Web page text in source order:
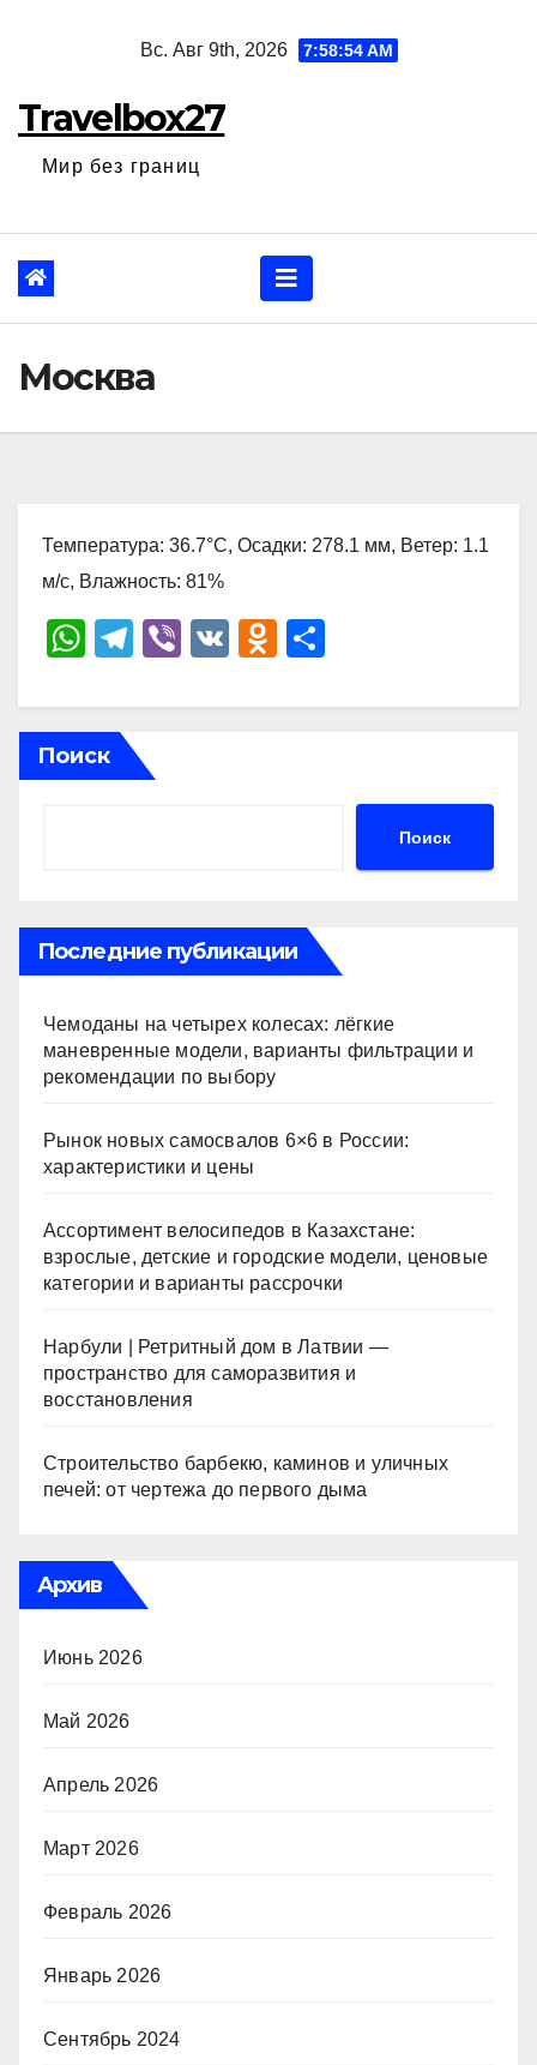
Вс. Авг 9th, 2026 7:58:55 AM
Travelbox27
Мир без границ
Москва
Температура: 36.7°C, Осадки: 278.1 мм, Ветер: 1.1
м/с, Влажность: 81%
W
at
s
A
T
e
gr
a
Vi
er
V
O
n
ki
р
ть
Поиск
Поиск
Последние публикации
Чемоданы на четырех колесах: лёгкие
маневренные модели, варианты фильтрации и
рекомендации по выбору
Рынок новых самосвалов 6×6 в России:
характеристики и цены
Ассортимент велосипедов в Казахстане:
взрослые, детские и городские модели, ценовые
категории и варианты рассрочки
Нарбули | Ретритный дом в Латвии —
пространство для саморазвития и
восстановления
Строительство барбекю, каминов и уличных
печей: от чертежа до первого дыма
Архив
Июнь 2026
Май 2026
Апрель 2026
Март 2026
Февраль 2026
Январь 2026
Сентябрь 2024